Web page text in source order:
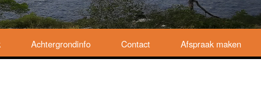
Achtergrondinfo Contact Afspraak maken